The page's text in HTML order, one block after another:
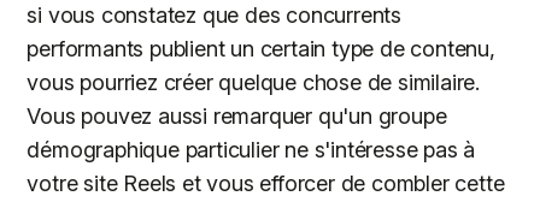
si vous constatez que des concurrents
performants publient un certain type de contenu,
vous pourriez créer quelque chose de similaire.
Vous pouvez aussi remarquer qu'un groupe
démographique particulier ne s'intéresse pas à
votre site Reels et vous efforcer de combler cette